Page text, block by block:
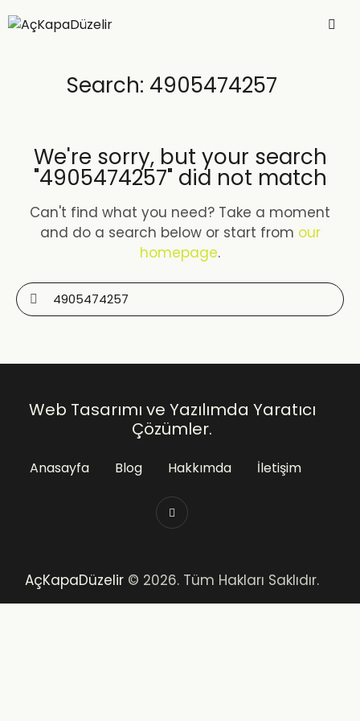
Search: 4905474257
We're sorry, but your search
"4905474257" did not match
Can't find what you need? Take a moment
and do a search below or start from our
homepage.
Web Tasarımı ve Yazılımda Yaratıcı
Çözümler.
Anasayfa Blog Hakkımda İletişim
AçKapaDüzelir © 2026. Tüm Hakları Saklıdır.